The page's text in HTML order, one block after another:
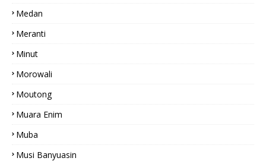
Medan
Meranti
Minut
Morowali
Moutong
Muara Enim
Muba
Musi Banyuasin